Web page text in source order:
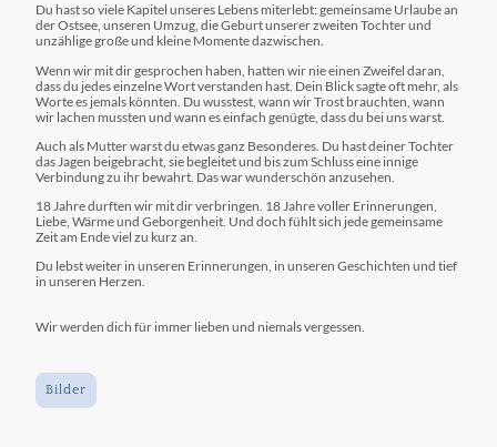
Du hast so viele Kapitel unseres Lebens miterlebt: gemeinsame Urlaube an
der Ostsee, unseren Umzug, die Geburt unserer zweiten Tochter und
unzählige große und kleine Momente dazwischen.
Wenn wir mit dir gesprochen haben, hatten wir nie einen Zweifel daran,
dass du jedes einzelne Wort verstanden hast. Dein Blick sagte oft mehr, als
Worte es jemals könnten. Du wusstest, wann wir Trost brauchten, wann
wir lachen mussten und wann es einfach genügte, dass du bei uns warst.
Auch als Mutter warst du etwas ganz Besonderes. Du hast deiner Tochter
das Jagen beigebracht, sie begleitet und bis zum Schluss eine innige
Verbindung zu ihr bewahrt. Das war wunderschön anzusehen.
18 Jahre durften wir mit dir verbringen. 18 Jahre voller Erinnerungen,
Liebe, Wärme und Geborgenheit. Und doch fühlt sich jede gemeinsame
Zeit am Ende viel zu kurz an.
Du lebst weiter in unseren Erinnerungen, in unseren Geschichten und tief
in unseren Herzen.
Wir werden dich für immer lieben und niemals vergessen.
Bilder